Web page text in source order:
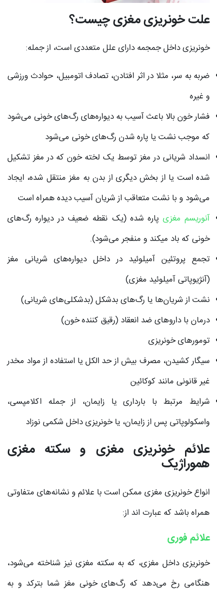
علت خونریزی مغزی چیست؟
خونریزی داخل جمجمه دارای علل متعددی است، از جمله:
ضربه به سر، مثلا در اثر افتادن، تصادف اتومبیل، حوادث ورزشی
و غیره
فشار خون بالا باعث آسیب به دیواره‌های رگ‌های خونی می‌شود
که موجب نشت یا پاره شدن رگ‌های خونی می‌شود
انسداد شریانی در مغز توسط یک لخته خون که در مغز تشکیل
شده است یا از بخش دیگری از بدن به مغز منتقل شده، ایجاد
می‌شود و با نشت متعاقب از شریان آسیب دیده همراه است
آنوریسم مغزی پاره شده (یک نقطه ضعیف در دیواره رگ‌های
خونی که باد میکند و منفجر می‌شود).
تجمع پروتئین آمیلوئید در داخل دیواره‌های شریانی مغز
(آنژیوپاتی آمیلوئید مغزی)
نشت از شریان‌ها یا رگ‌های بدشکل (بدشکلی‌های شریانی)
درمان با داروهای ضد انعقاد (رقیق کننده خون)
تومورهای خونریزی
سیگار کشیدن، مصرف بیش از حد الکل یا استفاده از مواد مخدر
غیر قانونی مانند کوکائین
شرایط مرتبط با بارداری یا زایمان، از جمله اکلامپسی،
واسکولوپاتی پس از زایمان، یا خونریزی داخل شکمی نوزاد
علائم خونریزی مغزی و سکته مغزی
هموراژیک
انواع خونریزی مغزی ممکن است با علائم و نشانه‌های متفاوتی
همراه باشد که عبارت اند از:
علائم فوری
خونریزی داخل مغزی، که به سکته مغزی نیز شناخته می‌شود،
هنگامی رخ می‌دهد که رگ‌های خونی مغز شما بترکد و به